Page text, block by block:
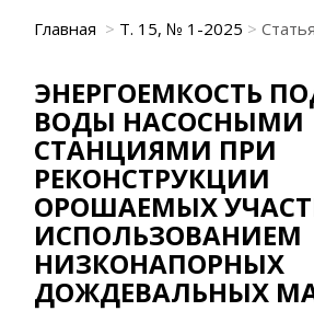
Главная Т. 15, № 1-2025 Статья
ЭНЕРГОЕМКОСТЬ
ВОДЫ НАСОСНЫМИ
СТАНЦИЯМИ ПРИ
РЕКОНСТРУКЦИИ
ОРОШАЕМЫХ
ИСПОЛЬЗОВАНИЕМ
НИЗКОНАПОРНЫХ
ДОЖДЕВАЛЬНЫХ